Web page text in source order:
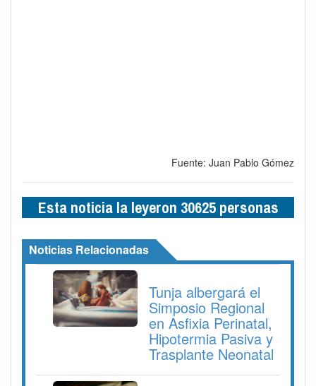
Fuente: Juan Pablo Gómez
Esta noticia la leyeron 30625 personas
Noticias Relacionadas
Tunja albergará el
Simposio Regional
en Asfixia Perinatal,
Hipotermia Pasiva y
Trasplante Neonatal